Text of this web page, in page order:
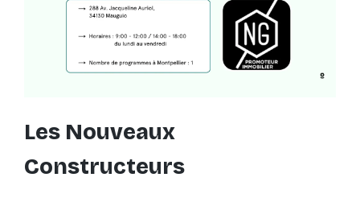
Les Nouveaux
Constructeurs